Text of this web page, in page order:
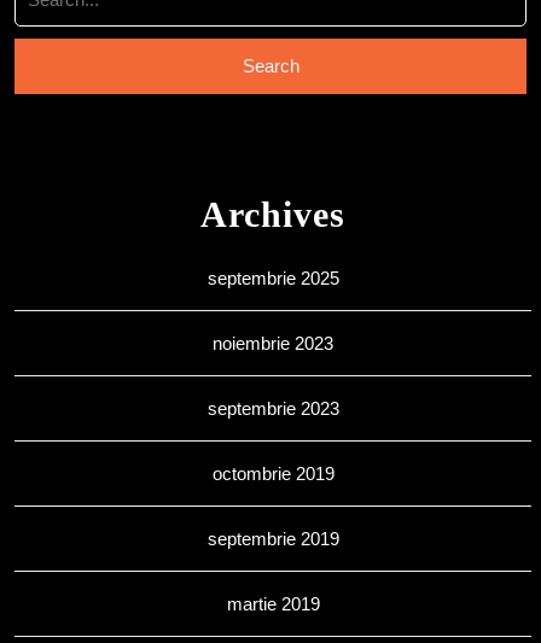
for:
Archives
septembrie 2025
noiembrie 2023
septembrie 2023
octombrie 2019
septembrie 2019
martie 2019